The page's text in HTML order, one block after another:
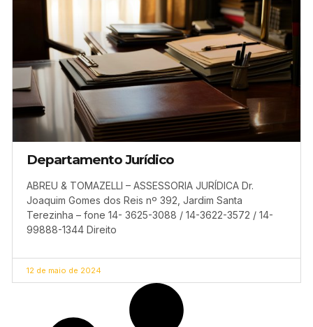
Departamento Jurídico
ABREU & TOMAZELLI – ASSESSORIA JURÍDICA Dr.
Joaquim Gomes dos Reis nº 392, Jardim Santa
Terezinha – fone 14- 3625-3088 / 14-3622-3572 / 14-
99888-1344 Direito
12 de maio de 2024